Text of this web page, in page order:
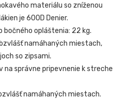
materiálu so zníženou
je 600D Denier.
opláštenia: 22 kg.
namáhaných miestach,
so zipsami.
na správne pripevnenie k streche
namáhaných miestach.